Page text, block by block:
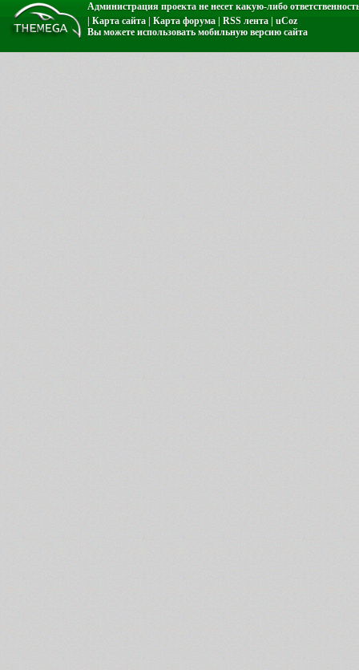
Администрация проекта не несет какую-либо
Карта сайта Карта форума RSS лента
uCoz
Вы можете использовать мобильную версию сайта